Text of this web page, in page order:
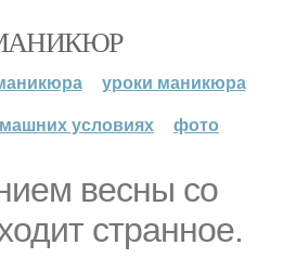
уроки маникюра
условиях
фото
весны со
странное.